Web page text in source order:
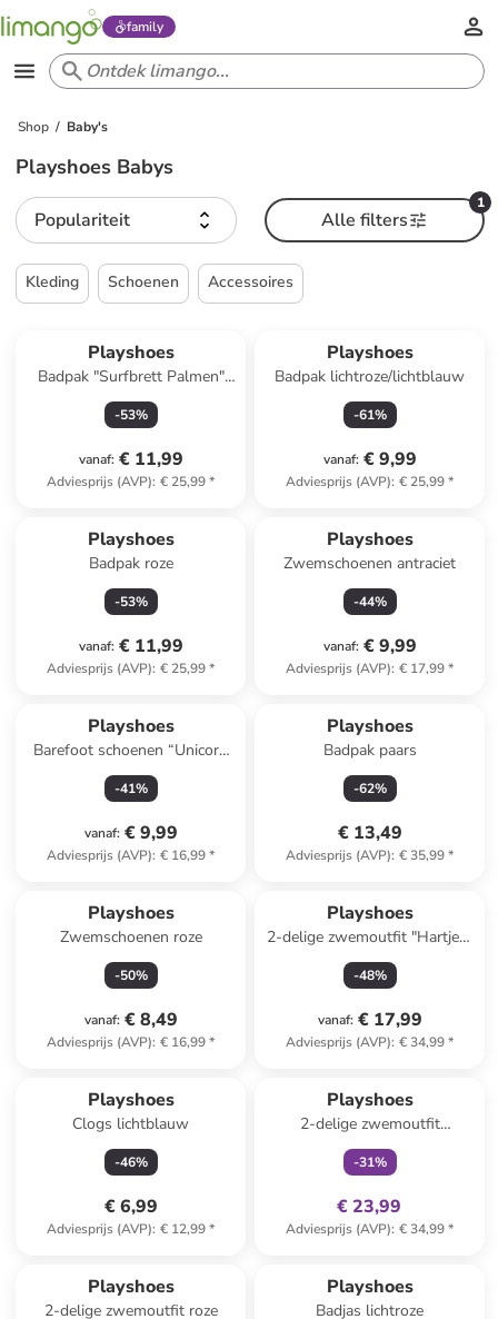
family
Shop Baby's
Playshoes Babys
Populariteit
1
Alle filters
Kleding Schoenen Accessoires
Playshoes
Badpak "Surfbrett Palmen"
mintgroen
-53%
vanaf: € 11,99
Adviesprijs (AVP): € 25,99*
Playshoes
Badpak lichtroze/lichtblauw
-61%
vanaf: € 9,99
Adviesprijs (AVP): € 25,99*
Playshoes
Badpak roze
-53%
vanaf: € 11,99
Adviesprijs (AVP): € 25,99*
Playshoes
Zwemschoenen antraciet
-44%
vanaf: € 9,99
Adviesprijs (AVP): € 17,99*
Playshoes
Barefoot schoenen “Unicorn
Vervet”
lichtblauw/meerkleurig
-41%
vanaf: € 9,99
Adviesprijs (AVP): € 16,99*
Playshoes
Badpak paars
-62%
€ 13,49
Adviesprijs (AVP): € 35,99*
Playshoes
Zwemschoenen roze
-50%
vanaf: € 8,49
Adviesprijs (AVP): € 16,99*
Playshoes
2-delige zwemoutfit "Hartjes"
donkerblauw
-48%
vanaf: € 17,99
Adviesprijs (AVP): € 34,99*
Playshoes
Clogs lichtblauw
-46%
€ 6,99
Adviesprijs (AVP): € 12,99*
Playshoes
2-delige zwemoutfit
lichtroze/lichtblauw
-31%
€ 23,99
Adviesprijs (AVP): € 34,99*
Playshoes
2-delige zwemoutfit roze
Playshoes
Badjas lichtroze